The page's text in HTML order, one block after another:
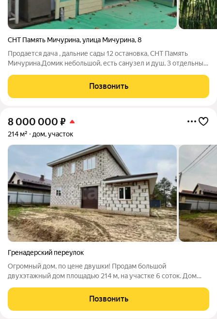
СНТ Память Мичурина,улица Мичурина,8
Продается дача , дальние сады 12 остановка, СНТ Память
Мичурина.Домик небольшой, есть санузел и душ, 3 отдельные
снаружи.Электричество круглый год, Есть своя скважина, вода
заведена в дом. 2 сливные ямы. Также
Позвонить
8 000 000 ₽
214 м² дом, участок
Гренадерский переулок
Огромный дом, по цене двушки! Продам большой
двухэтажный дом площадью 214 м, на участке 6 соток. Дом
Строился для собственного проживания, не экономили на
материалах и проекте. На первом этаже
Позвонить